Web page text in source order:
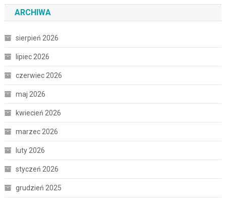
ARCHIWA
sierpień 2026
lipiec 2026
czerwiec 2026
maj 2026
kwiecień 2026
marzec 2026
luty 2026
styczeń 2026
grudzień 2025